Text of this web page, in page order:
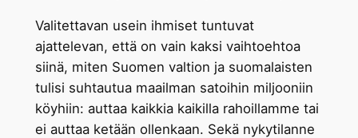
Valitettavan usein ihmiset tuntuvat
ajattelevan, että on vain kaksi vaihtoehtoa
siinä, miten Suomen valtion ja suomalaisten
tulisi suhtautua maailman satoihin miljooniin
köyhiin: auttaa kaikkia kaikilla rahoillamme tai
ei auttaa ketään ollenkaan. Sekä nykytilanne